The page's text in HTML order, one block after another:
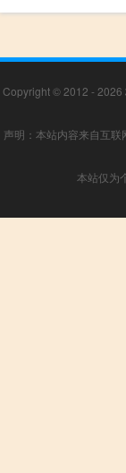
Copyright © 2012 - 2026
声明：本站内容来自互
本站仅为